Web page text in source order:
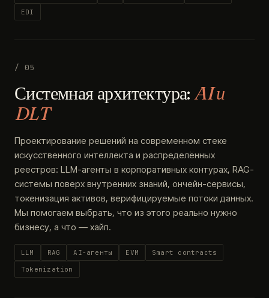
EDI
/ 05
Системная архитектура:AI и
DLT
Проектирование решений на современном стеке
искусственного интеллекта и распределённых
реестров: LLM-агенты в корпоративных контурах, RAG-
системы поверх внутренних знаний, ончейн-сервисы,
токенизация активов, верифицируемые потоки данных.
Мы помогаем выбрать, что из этого реально нужно
бизнесу, а что — хайп.
LLM RAG AI-агенты EVM
Smart contracts
Tokenization